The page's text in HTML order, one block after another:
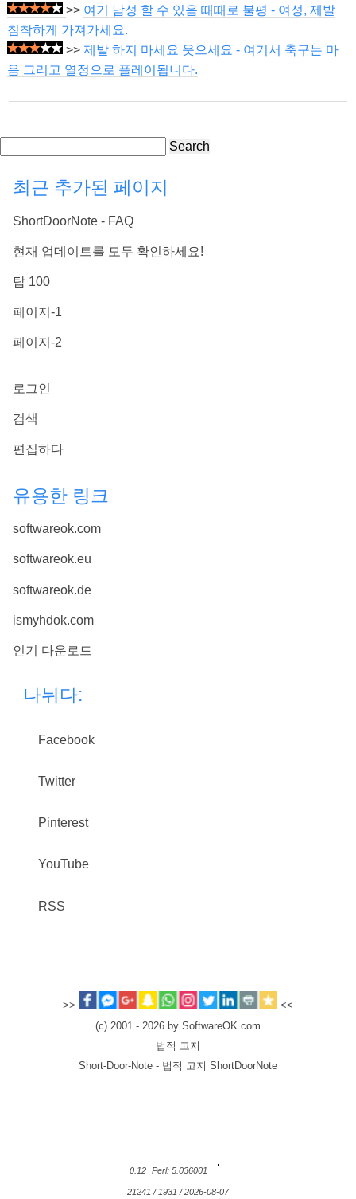
>> 여기 남성 할 수 있음 때때로 불평 - 여성, 제발
침착하게 가져가세요.
>> 제발 하지 마세요 웃으세요 - 여기서 축구는 마
음 그리고 열정으로 플레이됩니다.
Search
최근 추가된 페이지
ShortDoorNote - FAQ
현재 업데이트를 모두 확인하세요!
탑 100
페이지-1
페이지-2
로그인
검색
편집하다
유용한 링크
softwareok.com
softwareok.eu
softwareok.de
ismyhdok.com
인기 다운로드
나뉘다:
Facebook
Twitter
Pinterest
YouTube
RSS
>>
<<
(c) 2001 - 2026 by SoftwareOK.com
법적 고지
Short-Door-Note - 법적 고지 ShortDoorNote
0.12 Perl: 5.036001
21241 / 1931 / 2026-08-07